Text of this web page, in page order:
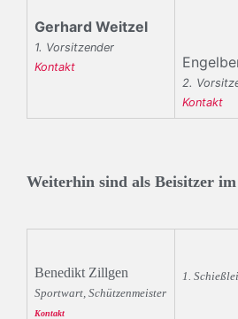
Gerhard Weitzel
1. Vorsitzender
Kontakt
2.
Kontakt
Weiterhin sind als Beisitzer
Benedikt Zillgen
Sportwart, Schützenmeister
Kontakt
1.